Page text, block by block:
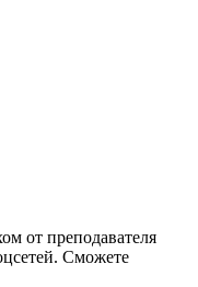
от преподавателя
Сможете